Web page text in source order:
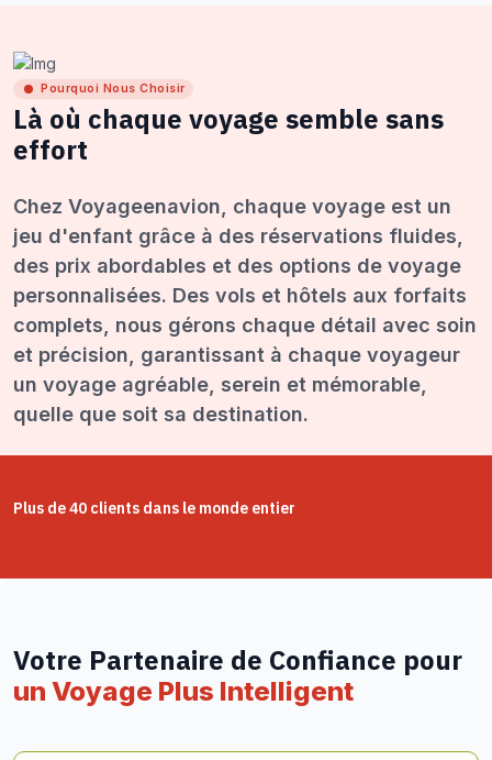
Pourquoi Nous Choisir
Là où chaque voyage semble sans
effort
Chez Voyageenavion, chaque voyage est un
jeu d'enfant grâce à des réservations fluides,
des prix abordables et des options de voyage
personnalisées. Des vols et hôtels aux forfaits
complets, nous gérons chaque détail avec soin
et précision, garantissant à chaque voyageur
un voyage agréable, serein et mémorable,
quelle que soit sa destination.
Plus de 40 clients dans le monde entier
Votre Partenaire de Confiance pour
un Voyage Plus Intelligent